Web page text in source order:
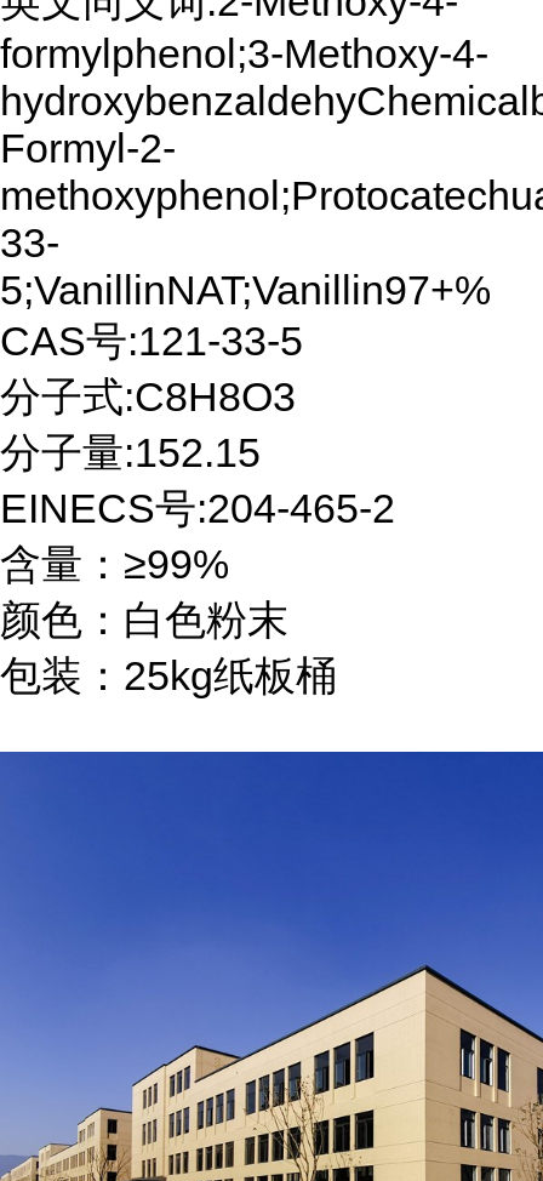
formylphenol;3-Methoxy-4-
Formyl-2-
33-
5;VanillinNAT;Vanillin97+%
CAS号:121-33-5
分子式:C8H8O3
分子量:152.15
EINECS号:204-465-2
含量：≥99%
颜色：白色粉末
包装：25kg纸板桶